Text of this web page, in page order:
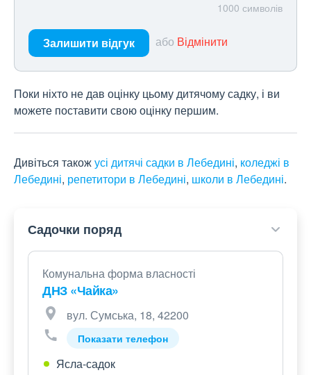
1000 символів
Залишити відгук або Відмінити
Поки ніхто не дав оцінку цьому дитячому садку, і ви
можете поставити свою оцінку першим.
Дивіться такожусі дитячі садки в Лебедині, коледжі в
Лебедині, репетитори в Лебедині, школи в Лебедині.
Садочки поряд
Комунальна форма власності
ДНЗ «Чайка»
вул. Сумська, 18, 42200
Показати телефон
Ясла-садок